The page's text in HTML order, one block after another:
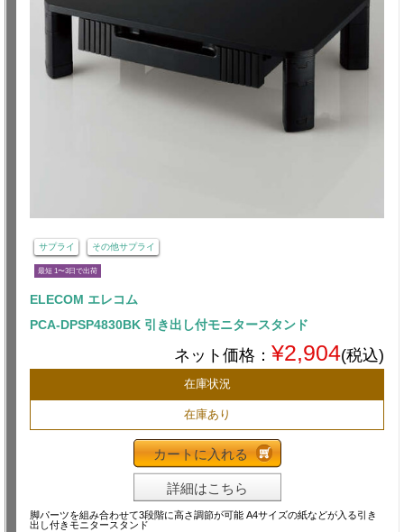
サプライ その他サプライ
最短 1〜3日で出荷
ELECOM エレコム
PCA-DPSP4830BK 引き出し付モニタースタンド
ネット価格： ¥2,904(税込)
在庫状況
在庫あり
カートに入れる
詳細はこちら
脚パーツを組み合わせて3段階に高さ調節が可能 A4サイズの紙などが入る引き
出し付きモニタースタンド